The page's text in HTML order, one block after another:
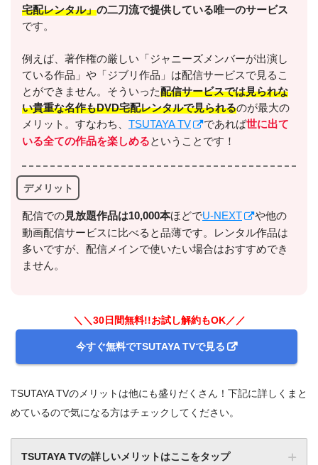
宅配レンタル」の二刀流で提供している唯一のサービス
です。
例えば、著作権の厳しい「ジャニーズメンバーが出演し
ている作品」や「ジブリ作品」は配信サービスで見るこ
とができません。そういった配信サービスでは見られな
い貴重な名作もDVD宅配レンタルで見られるのが最大の
メリット。すなわち、 TSUTAYA TV であれば世に出て
いる全ての作品を楽しめるということです！
デメリット
配信での⾒放題作品は10,000本ほどでU-NEXT
や他の
動画配信サービスに比べると品薄です。レンタル作品は
多いですが、配信メインで使いたい場合はおすすめでき
ません。
＼＼30日間無料!!お試し解約もOK／／
今すぐ無料でTSUTAYA TVで見る
TSUTAYA TVのメリットは他にも盛りだくさん！下記に詳しくまと
めているので気になる方はチェックしてください。
TSUTAYA TVの詳しいメリットはここをタップ